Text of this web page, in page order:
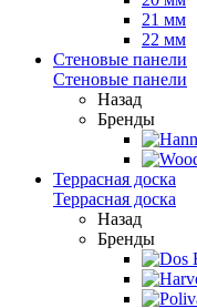
21 мм
22 мм
Стеновые панели
Стеновые панели
Назад
Бренды
Террасная доска
Террасная доска
Назад
Бренды